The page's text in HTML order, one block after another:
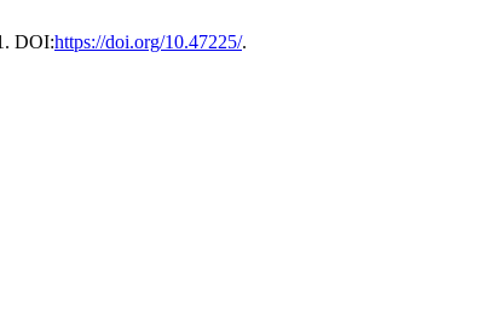
DOI:https://doi.org/10.47225/.